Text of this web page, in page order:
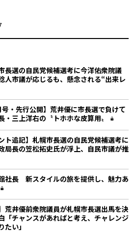
長選の自民党候補選考に今洋佑衆院議
人市議が応じるも、懸念される“出来レ
号・先行公開】荒井優に市長選で負けて
三上洋右の〝トホホな皮算用〟
ト追記】札幌市長選の自民党候補選考に
局長の笠松拓史氏が浮上、自民市議が推
社長 新スタイルの旅を提供し、魅力あ
荒井優前衆院議員が札幌市長選出馬を決
「チャンスがあればと考え、チャレンジ
い」